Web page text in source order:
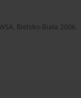
Bielsko-Biała 2006.